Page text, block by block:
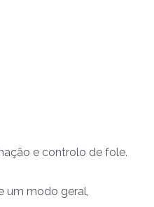
e controlo de fole.
um modo geral,